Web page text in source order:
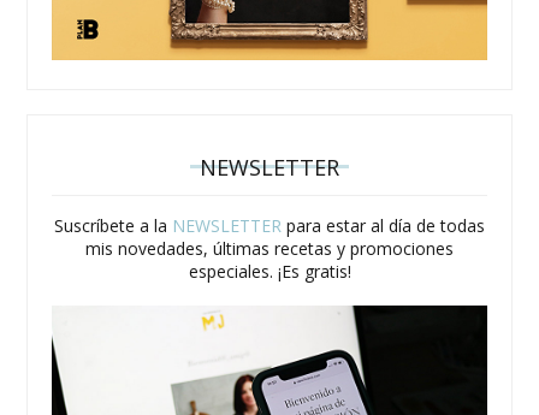
NEWSLETTER
Suscríbete a la NEWSLETTER para estar al día de todas
mis novedades, últimas recetas y promociones
especiales. ¡Es gratis!